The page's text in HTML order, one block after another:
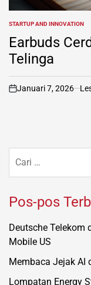
POSTED
IN
STARTUP AND INNOVATION
Earbuds
Telinga
on
Januari 7, 2026
untuk:
Pos-pos
Deutsche Telekom
Mobile US
Membaca Jejak AI
Lompatan Energy